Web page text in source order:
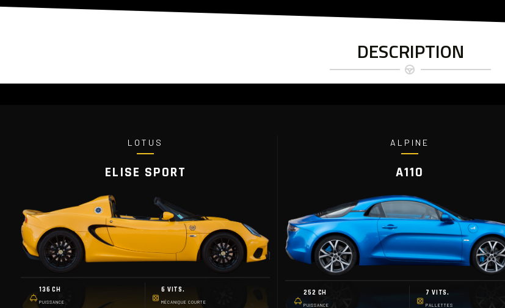
DESCRIPTION
LOTUS
ELISE SPORT
136 CH
PUISSANCE
6 VITS.
MÉCANIQUE COURTE
ALPINE
A110
252 CH
PUISSANCE
7 VITS.
PALLETTES